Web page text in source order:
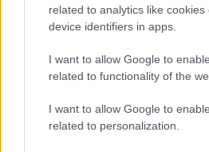
related to analytics like cookies
device identifiers in apps.
I want to allow Google to
related to functionality of the
I want to allow Google to
related to personalization.
Več iz kategorije Policijsko